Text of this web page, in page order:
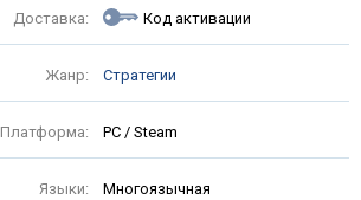
Доставка: Код активации
Жанр: Стратегии
Платформа: PC / Steam
Языки: Многоязычная